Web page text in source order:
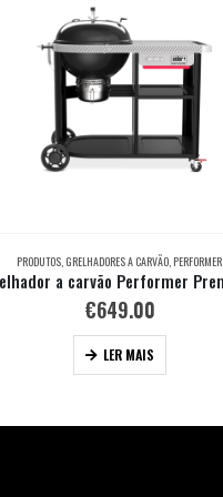
PRODUTOS, GRELHADORES A CARVÃO, PERFORMER
a carvão Performer
€649.00
LER MAIS